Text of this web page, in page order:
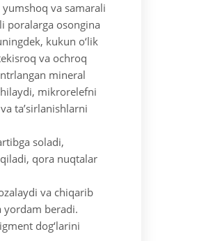
va samarali
poralarga osongina
kukun o‘lik
va ochroq
mineral
mikrorelefni
ta’sirlanishlarni
soladi,
qora nuqtalar
va chiqarib
yordam beradi.
dog‘larini